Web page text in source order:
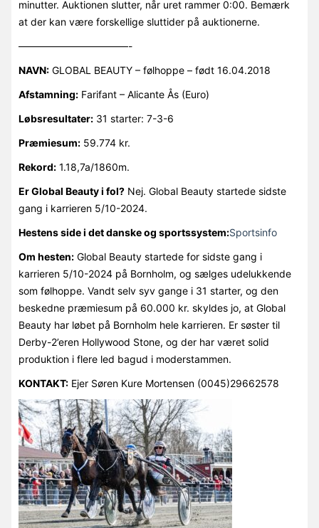
minutter. Auktionen slutter, når uret rammer 0:00. Bemærk
at der kan være forskellige sluttider på auktionerne.
———————————-
NAVN:GLOBAL BEAUTY – følhoppe – født 16.04.2018
Afstamning:Farifant – Alicante Ås (Euro)
Løbsresultater:31 starter: 7-3-6
Præmiesum:59.774 kr.
Rekord:1.18,7a/1860m.
Er Global Beauty i fol?Nej. Global Beauty startede sidste
gang i karrieren 5/10-2024.
Hestens side i det danske og sportssystem:Sportsinfo
Om hesten:Global Beauty startede for sidste gang i
karrieren 5/10-2024 på Bornholm, og sælges udelukkende
som følhoppe. Vandt selv syv gange i 31 starter, og den
beskedne præmiesum på 60.000 kr. skyldes jo, at Global
Beauty har løbet på Bornholm hele karrieren. Er søster til
Derby-2’eren Hollywood Stone, og der har været solid
produktion i flere led bagud i moderstammen.
KONTAKT:Ejer Søren Kure Mortensen (0045)29662578